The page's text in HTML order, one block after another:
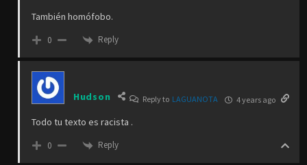
También homófobo.
0 Reply
Hudson Reply to LAGUANOTA 4 years ago
Todo tu texto es racista .
0 Reply